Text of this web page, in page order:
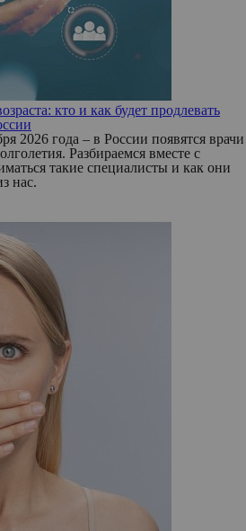
кто и как будет продлевать
2026 года – в России появятся врачи
Разбираемся вместе с
такие специалисты и как они
нас.